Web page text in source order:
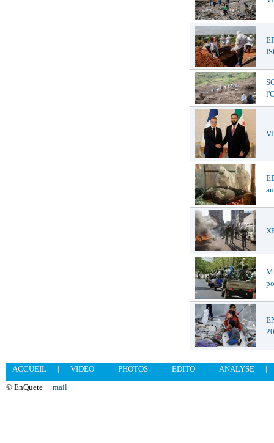
ACCUEIL | VIDEO | PHOTOS | EDITO | ANALYSE
|
© EnQuete+ | mail